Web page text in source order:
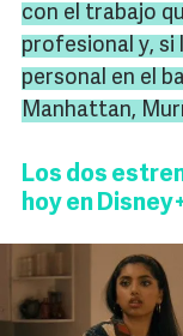
con el trabajo
profesional y, si
personal en el
Manhattan,
Los dos
hoy en